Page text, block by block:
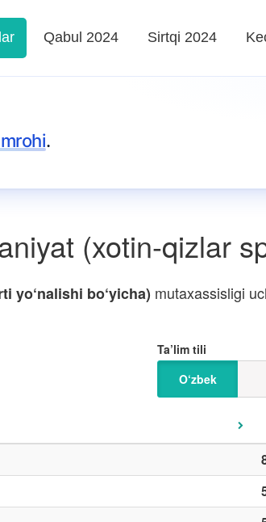
Qabul 2024 Sirtqi 2024
.
(xotin-qizlar
yo‘nalishi bo‘yicha) mutaxassisligi
Ta’lim tili
O‘zbek